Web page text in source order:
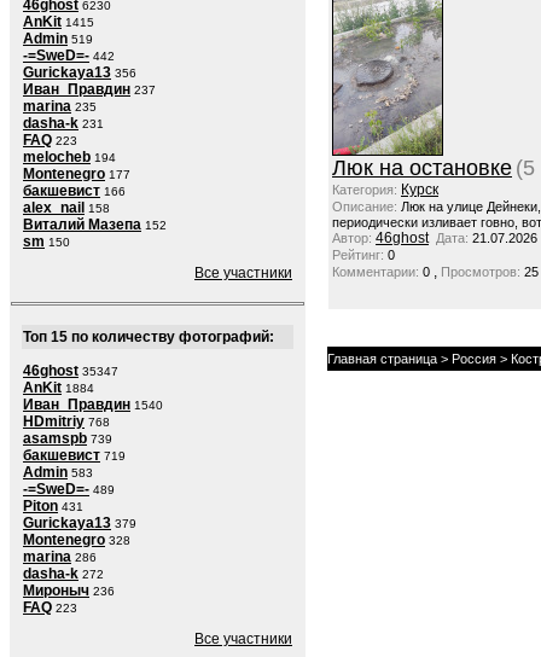
46ghost 6230
AnKit 1415
Admin 519
-=SweD=- 442
Gurickaya13 356
Иван_Правдин 237
marina 235
dasha-k 231
FAQ 223
melocheb 194
Montenegro 177
бакшевист 166
alex_nail 158
Виталий Мазепа 152
sm 150
Все участники
Топ 15 по количеству фотографий:
46ghost 35347
AnKit 1884
Иван_Правдин 1540
HDmitriy 768
asamspb 739
бакшевист 719
Admin 583
-=SweD=- 489
Piton 431
Gurickaya13 379
Montenegro 328
marina 286
dasha-k 272
Мироныч 236
FAQ 223
Все участники
Люк на остановке (5
Категория: Курск
Описание: Люк на улице
периодически изливает говно,
Автор: 46ghost Дата: 21.07.2026
Рейтинг: 0
Комментарии: 0 , Просмотров: 25
Главная страница > Россия >